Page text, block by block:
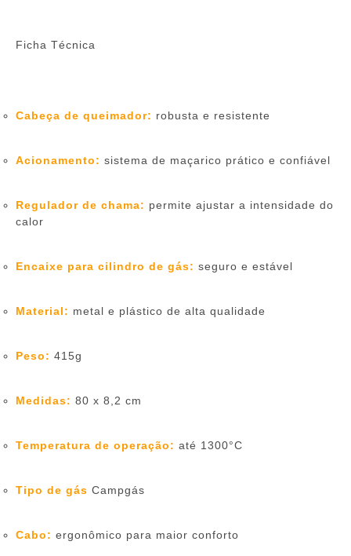
Ficha Técnica
Cabeça de queimador: robusta e resistente
Acionamento: sistema de maçarico prático e confiável
Regulador de chama: permite ajustar a intensidade do
calor
Encaixe para cilindro de gás: seguro e estável
Material: metal e plástico de alta qualidade
Peso: 415g
Medidas: 80 x 8,2 cm
Temperatura de operação: até 1300°C
Tipo de gás Campgás
Cabo: ergonômico para maior conforto